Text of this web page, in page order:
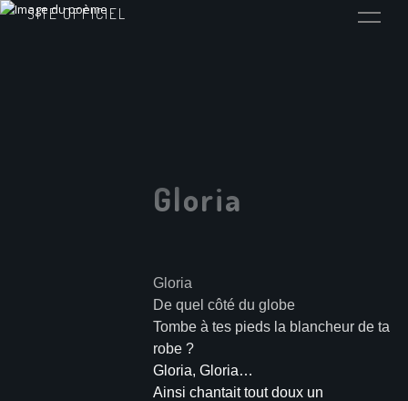
SITE OFFICIEL
Gloria
Gloria
De quel côté du globe
Tombe à tes pieds la blancheur de ta
robe ?
Gloria, Gloria…
Ainsi chantait tout doux un